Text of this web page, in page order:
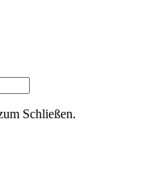
Schließen.